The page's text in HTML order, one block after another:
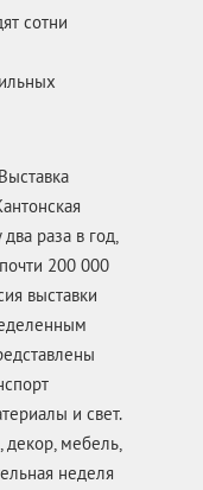
сотни
раза в год,
200 000
выставки
и свет.
декор, мебель,
неделя